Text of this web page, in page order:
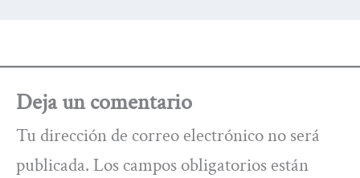
Deja un comentario
Tu dirección de correo electrónico no será
publicada. Los campos obligatorios están